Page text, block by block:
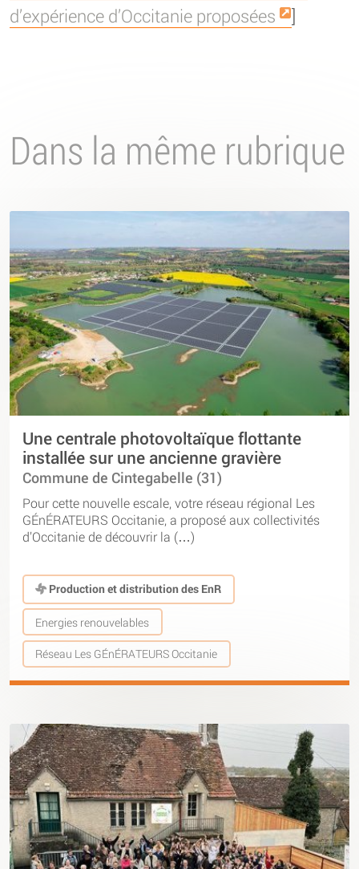
d’expérience d’Occitanie proposées
]
Dans la même rubrique
Une centrale photovoltaïque flottante
installée sur une ancienne gravière
Commune de Cintegabelle (31)
Pour cette nouvelle escale, votre réseau régional Les
GÉnÉRATEURS Occitanie, a proposé aux collectivités
d’Occitanie de découvrir la (…)
Production et distribution des EnR
Energies renouvelables
Réseau Les GÉnÉRATEURS Occitanie